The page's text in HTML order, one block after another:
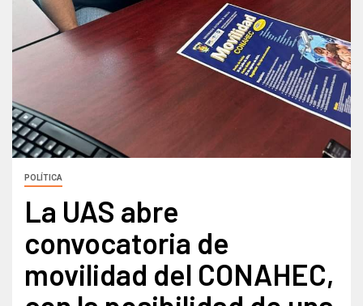
POLÍTICA
La UAS abre
convocatoria de
movilidad del CONAHEC,